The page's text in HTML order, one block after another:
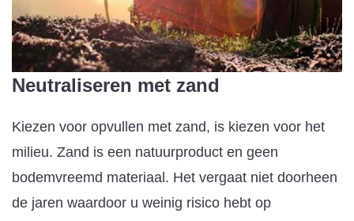
Neutraliseren met zand
Kiezen voor opvullen met zand, is kiezen voor het
milieu. Zand is een natuurproduct en geen
bodemvreemd materiaal. Het vergaat niet doorheen
de jaren waardoor u weinig risico hebt op